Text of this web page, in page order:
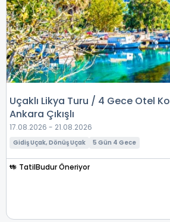
Uçaklı Likya Turu / 4 Gece Otel
Ankara Çıkışlı
17.08.2026 - 21.08.2026
Gidiş Uçak, Dönüş Uçak 5 Gün 4 Gece
TatilBudur Öneriyor